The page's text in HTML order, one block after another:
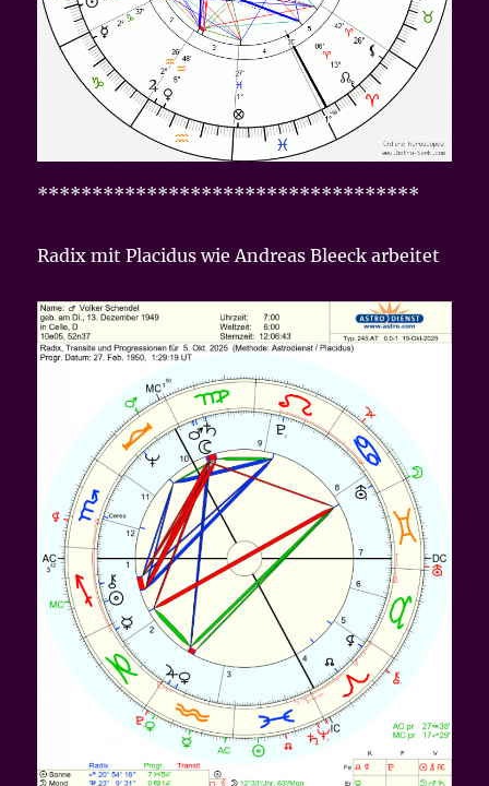
***********************************
Radix mit Placidus wie Andreas Bleeck arbeitet